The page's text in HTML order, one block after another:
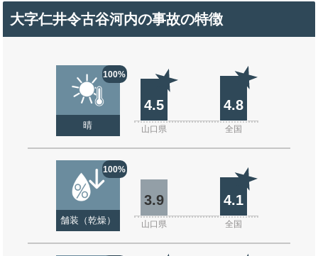
大字仁井令古谷河内の事故の特徴
100%
晴
4.5 4.8
山口県 全国
100%
舗装（乾燥）
3.9 4.1
山口県 全国